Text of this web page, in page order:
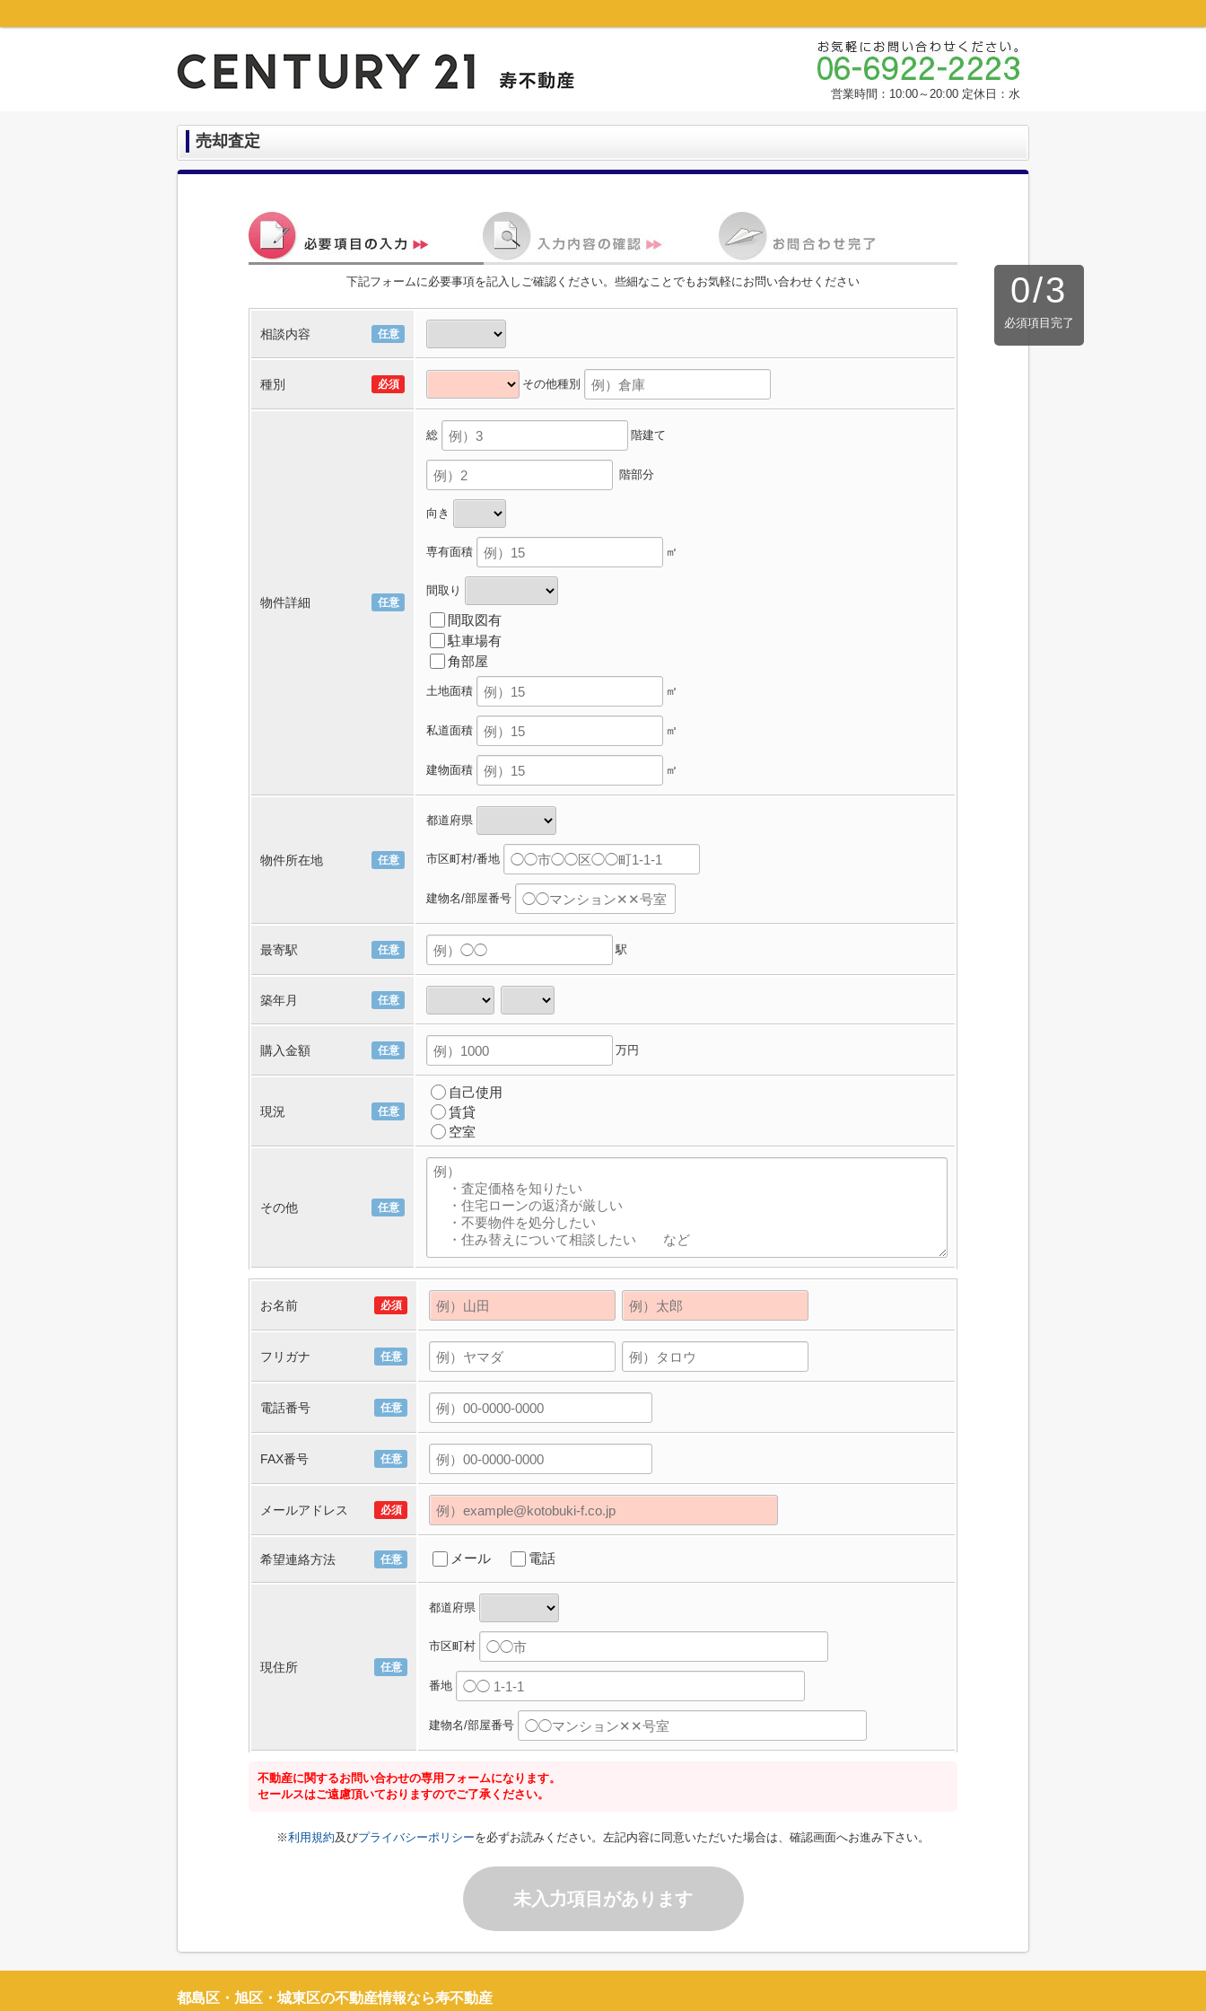
営業時間：10:00～20:00 定休日：水
売却査定
0/3
必須項目完了
下記フォームに必要事項を記入しご確認ください。些細なことでもお気軽にお問い合わせください
相談内容 任意
種別 必須 その他種別
物件詳細 任意
総 階建て
階部分
向き
専有面積 ㎡
間取り
間取図有
駐車場有
角部屋
土地面積 ㎡
私道面積 ㎡
建物面積 ㎡
物件所在地 任意
都道府県
市区町村/番地
建物名/部屋番号
最寄駅 任意 駅
築年月 任意
購入金額 任意 万円
現況 任意
自己使用
賃貸
空室
その他 任意
お名前 必須
フリガナ 任意
電話番号 任意
FAX番号 任意
メールアドレス 必須
希望連絡方法 任意 メール 電話
現住所 任意
都道府県
市区町村
番地
建物名/部屋番号
不動産に関するお問い合わせの専用フォームになります。
セールスはご遠慮頂いておりますのでご了承ください。
※利用規約及びプライバシーポリシーを必ずお読みください。左記内容に同意いただいた場合は、確認画面へお進み下さい。
未入力項目があります
都島区・旭区・城東区の不動産情報なら寿不動産